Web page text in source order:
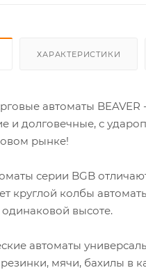
ХАРАКТЕРИСТИКИ
автоматы
и долговечные, с
рынке!
серии BGB
круглой колбы
высоте.
автоматы
мячи, бахилы в